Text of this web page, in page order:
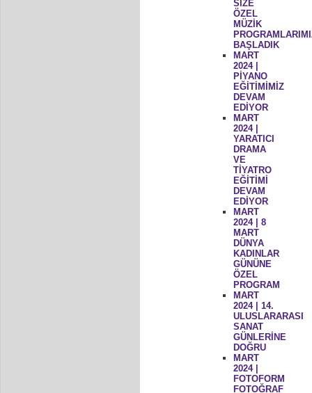
SİZE
ÖZEL
MÜZİK
BAŞLADIK
MART
2024 |
PİYANO
EĞİTİMİMİZ
DEVAM
EDİYOR
MART
2024 |
YARATICI
DRAMA
VE
TİYATRO
EĞİTİMİ
DEVAM
EDİYOR
MART
2024 | 8
MART
DÜNYA
KADINLAR
GÜNÜNE
ÖZEL
PROGRAM
MART
2024 | 14.
ULUSLARARASI
SANAT
GÜNLERİNE
DOĞRU
MART
2024 |
FOTOFORM
FOTOĞRAF